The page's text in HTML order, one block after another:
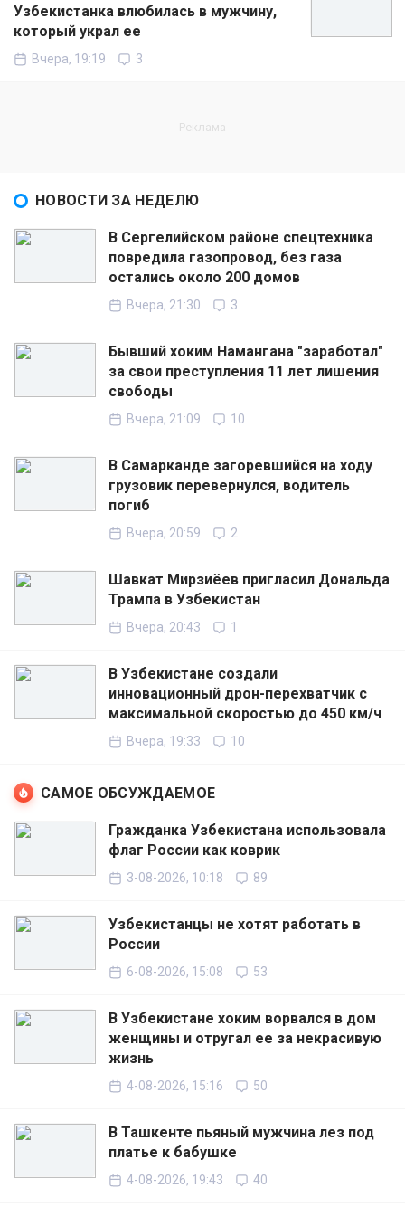
Узбекистанка влюбилась в мужчину,
который украл ее
Вчера, 19:19 3
НОВОСТИ ЗА НЕДЕЛЮ
В Сергелийском районе спецтехника
повредила газопровод, без газа
остались около 200 домов
Вчера, 21:30 3
Бывший хоким Намангана "заработал"
за свои преступления 11 лет лишения
свободы
Вчера, 21:09 10
В Самарканде загоревшийся на ходу
грузовик перевернулся, водитель
погиб
Вчера, 20:59 2
Шавкат Мирзиёев пригласил Дональда
Трампа в Узбекистан
Вчера, 20:43 1
В Узбекистане создали
инновационный дрон-перехватчик с
максимальной скоростью до 450 км/ч
Вчера, 19:33 10
САМОЕ ОБСУЖДАЕМОЕ
Гражданка Узбекистана использовала
флаг России как коврик
3-08-2026, 10:18 89
Узбекистанцы не хотят работать в
России
6-08-2026, 15:08 53
В Узбекистане хоким ворвался в дом
женщины и отругал ее за некрасивую
жизнь
4-08-2026, 15:16 50
В Ташкенте пьяный мужчина лез под
платье к бабушке
4-08-2026, 19:43 40